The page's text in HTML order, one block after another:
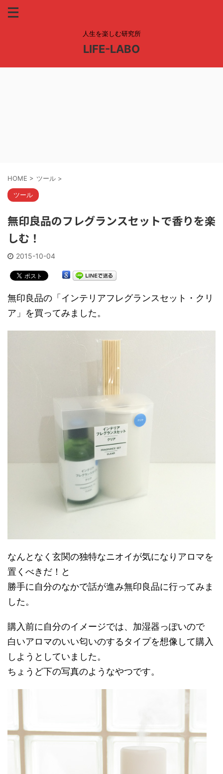
人生を楽しむ研究所
LIFE-LABO
HOME > ツール >
ツール
無印良品のフレグランスセットで香りを楽
しむ！
2015-10-04
無印良品の「インテリアフレグランスセット・クリ
ア」を買ってみました。
なんとなく玄関の独特なニオイが気になりアロマを
置くべきだ！と
勝手に自分のなかで話が進み無印良品に行ってみま
した。
購入前に自分のイメージでは、加湿器っぽいので
白いアロマのいい匂いのするタイプを想像して購入
しようとしていました。
ちょうど下の写真のようなやつです。